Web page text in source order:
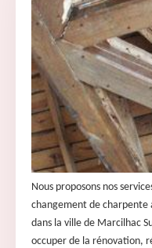
Nous proposons nos
changement de charpente
dans la ville de Marcilhac
occuper de la rénovation,